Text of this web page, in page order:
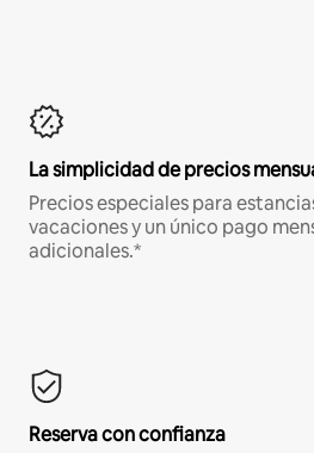
La simplicidad de precios
Precios especiales para
vacaciones y un único pago
adicionales.*
Reserva con confianza